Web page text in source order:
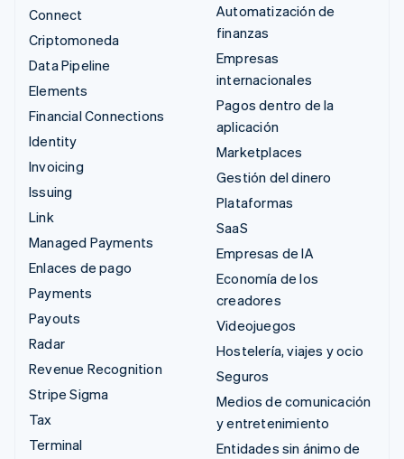
Connect
Criptomoneda
Data Pipeline
Elements
Financial Connections
Identity
Invoicing
Issuing
Link
Managed Payments
Enlaces de pago
Payments
Payouts
Radar
Revenue Recognition
Stripe Sigma
Tax
Terminal
Automatización de
finanzas
Empresas
internacionales
Pagos dentro de la
aplicación
Marketplaces
Gestión del dinero
Plataformas
SaaS
Empresas de IA
Economía de los
creadores
Videojuegos
Hostelería, viajes y ocio
Seguros
Medios de comunicación
y entretenimiento
Entidades sin ánimo de